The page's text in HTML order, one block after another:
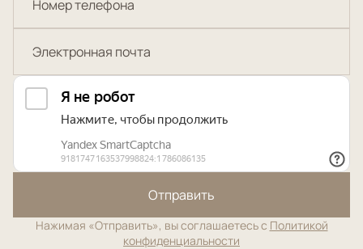
Отправить
Нажимая «Отправить», вы соглашаетесь с Политикой
конфиденциальности